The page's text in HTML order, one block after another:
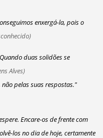
enxergá-la, pois o
duas solidões se
Alves)
pelas suas respostas."
Encare-os de frente com
los no dia de hoje, certamente